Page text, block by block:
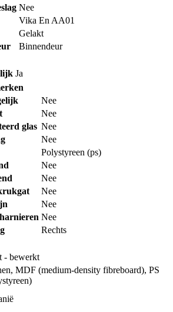
Nee
Vika En AA01
Gelakt
Binnendeur
Ja
Nee
Nee
glas Nee
Nee
Polystyreen (ps)
Nee
Nee
Nee
Nee
Nee
Rechts
- bewerkt
, MDF (medium-density fibreboard), PS